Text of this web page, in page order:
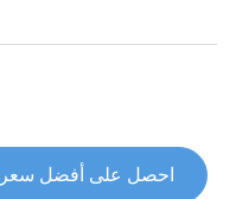
احصل على أفضل سعر